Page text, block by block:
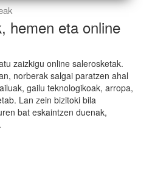
hemen eta online
zaizkigu online salerosketak.
norberak salgai paratzen ahal
gailu teknologikoak, arropa,
Lan zein bizitoki bila
bat eskaintzen duenak,